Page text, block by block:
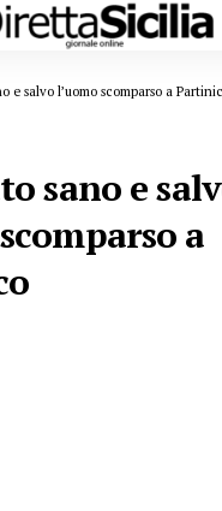
e salvo l’uomo scomparso a
sano e
a